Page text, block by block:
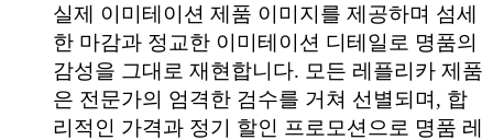
실제 이미테이션 제품 이미지를 제공하며 섬세
한 마감과 정교한 이미테이션 디테일로 명품의
감성을 그대로 재현합니다. 모든 레플리카 제품
은 전문가의 엄격한 검수를 거쳐 선별되며, 합
리적인 가격과 정기 할인 프로모션으로 명품 레